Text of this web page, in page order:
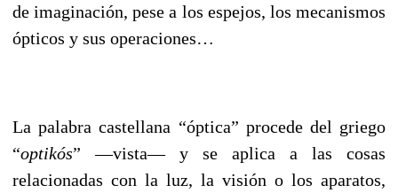
de imaginación, pese a los espejos, los mecanismos
ópticos y sus operaciones…
La palabra castellana “óptica” procede del griego
“optikós” ––vista–– y se aplica a las cosas
relacionadas con la luz, la visión o los aparatos,